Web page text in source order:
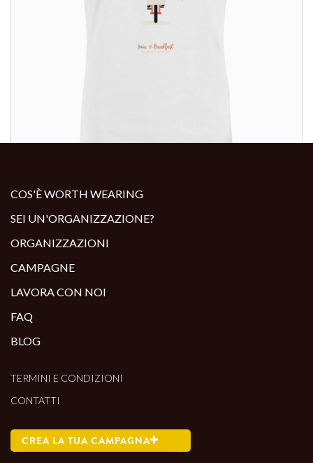
COS'È WORTH WEARING
SEI UN'ORGANIZZAZIONE?
ORGANIZZAZIONI
CAMPAGNE
LAVORA CON NOI
FAQ
BLOG
TERMINI E CONDIZIONI
CONTATTI
CREA LA TUA CAMPAGNA